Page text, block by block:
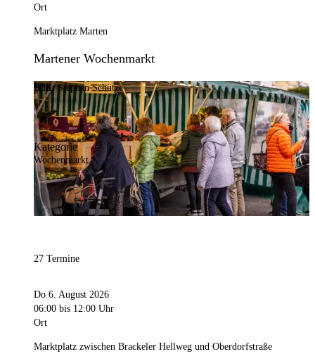
Ort
Marktplatz Marten
Martener Wochenmarkt
Bild:Stephan Schütze
Kategorie
Wochenmarkt
27 Termine
Do 6. August 2026
06:00 bis 12:00 Uhr
Ort
Marktplatz zwischen Brackeler Hellweg und Oberdorfstraße